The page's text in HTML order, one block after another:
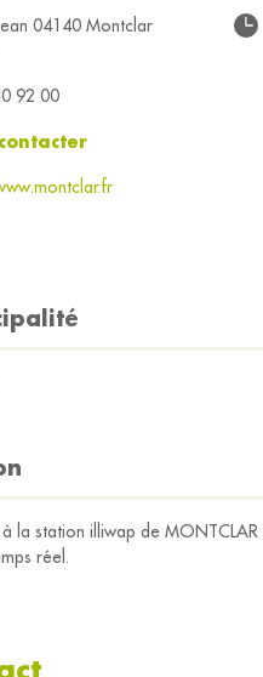
04140 Montclar
92 00
la station illiwap de
réel.